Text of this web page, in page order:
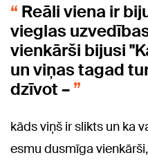
Reāli viena ir
vieglas
vienkārši bijusi
un viņas tagad
dzīvot –
kāds viņš ir slikts un ka
esmu dusmīga